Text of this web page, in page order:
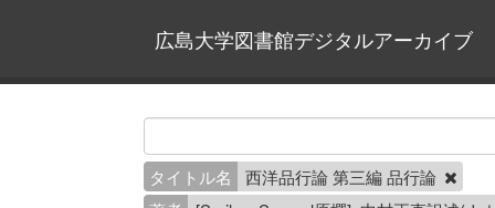
広島大学図書館デジタルアーカイブ
タイトル名
西洋品行論 第三編 品行論